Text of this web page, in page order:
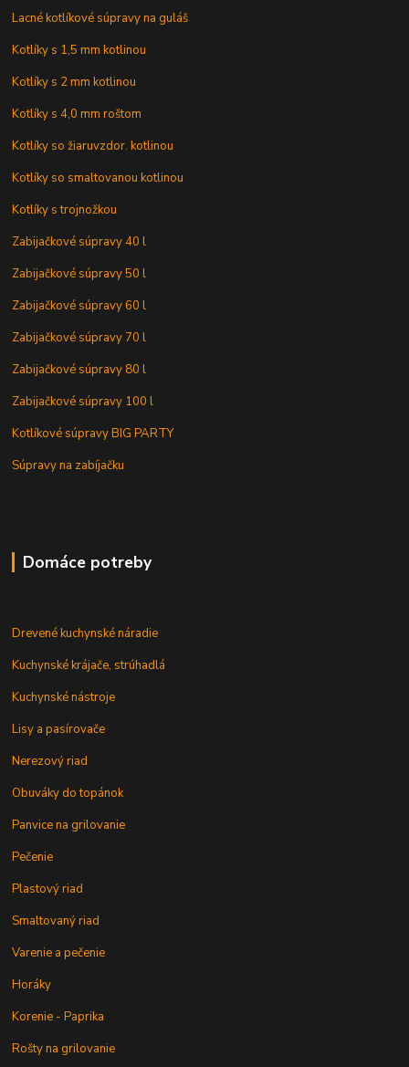
Lacné kotlíkové súpravy na guláš
Kotlíky s 1,5 mm kotlinou
Kotlíky s 2 mm kotlinou
Kotlíky s 4,0 mm roštom
Kotlíky so žiaruvzdor. kotlinou
Kotlíky so smaltovanou kotlinou
Kotlíky s trojnožkou
Zabijačkové súpravy 40 l
Zabijačkové súpravy 50 l
Zabijačkové súpravy 60 l
Zabijačkové súpravy 70 l
Zabijačkové súpravy 80 l
Zabijačkové súpravy 100 l
Kotlíkové súpravy BIG PARTY
Súpravy na zabíjačku
Domáce potreby
Drevené kuchynské náradie
Kuchynské krájače, strúhadlá
Kuchynské nástroje
Lisy a pasírovače
Nerezový riad
Obuváky do topánok
Panvice na grilovanie
Pečenie
Plastový riad
Smaltovaný riad
Varenie a pečenie
Horáky
Korenie - Paprika
Rošty na grilovanie